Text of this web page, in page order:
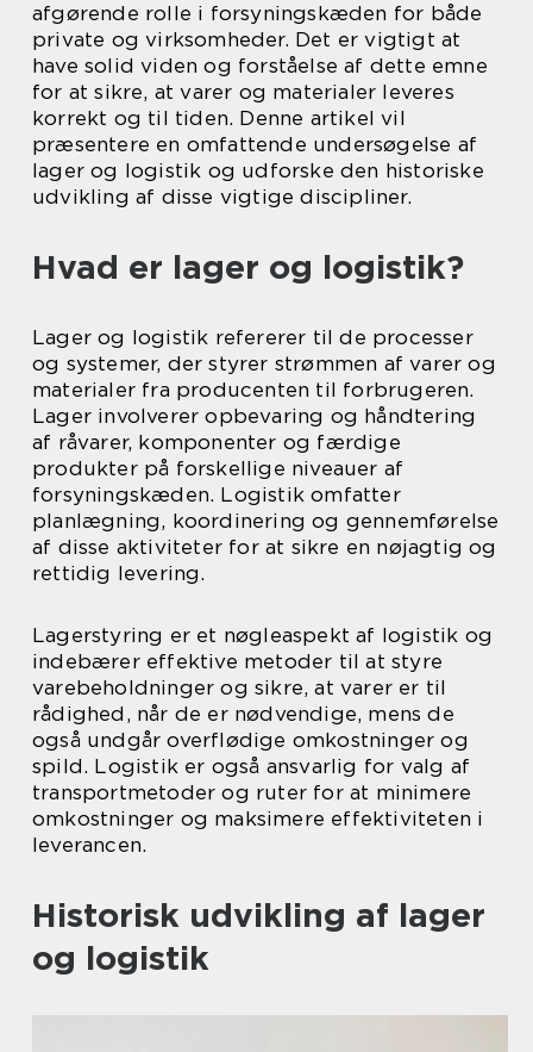
afgørende rolle i forsyningskæden for både
private og virksomheder. Det er vigtigt at
have solid viden og forståelse af dette emne
for at sikre, at varer og materialer leveres
korrekt og til tiden. Denne artikel vil
præsentere en omfattende undersøgelse af
lager og logistik og udforske den historiske
udvikling af disse vigtige discipliner.
Hvad er lager og logistik?
Lager og logistik refererer til de processer
og systemer, der styrer strømmen af varer og
materialer fra producenten til forbrugeren.
Lager involverer opbevaring og håndtering
af råvarer, komponenter og færdige
produkter på forskellige niveauer af
forsyningskæden. Logistik omfatter
planlægning, koordinering og gennemførelse
af disse aktiviteter for at sikre en nøjagtig og
rettidig levering.
Lagerstyring er et nøgleaspekt af logistik og
indebærer effektive metoder til at styre
varebeholdninger og sikre, at varer er til
rådighed, når de er nødvendige, mens de
også undgår overflødige omkostninger og
spild. Logistik er også ansvarlig for valg af
transportmetoder og ruter for at minimere
omkostninger og maksimere effektiviteten i
leverancen.
Historisk udvikling af lager
og logistik